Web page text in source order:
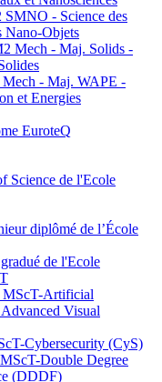
- Science des
Nano-Objets
Mech - Maj. Solids -
- Maj. WAPE -
et Energies
EuroteQ
Science de l'Ecole
diplômé de l’École
de l'Ecole
Artificial
Visual
Cybersecurity (CyS)
Double Degree
(DDDF)